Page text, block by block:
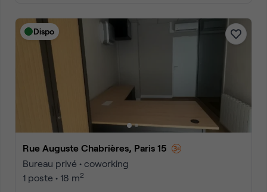
Dispo
Rue Auguste Chabrières, Paris 15
Bureau privé • coworking
1 poste • 18 m2